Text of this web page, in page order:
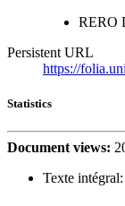
RERO
Persistent URL
https://
Statistics
Document views:
Texte intégral: